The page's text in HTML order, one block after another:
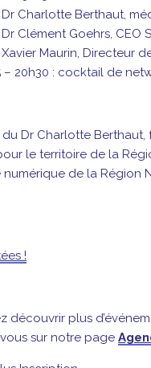
Dr Charlotte Berthaut,
Dr Clément Goehrs, CEO
Xavier Maurin, Directeur
– 20h30 : cocktail de
du Dr Charlotte
le territoire de la
numérique de la Région
!
découvrir plus
sur notre page